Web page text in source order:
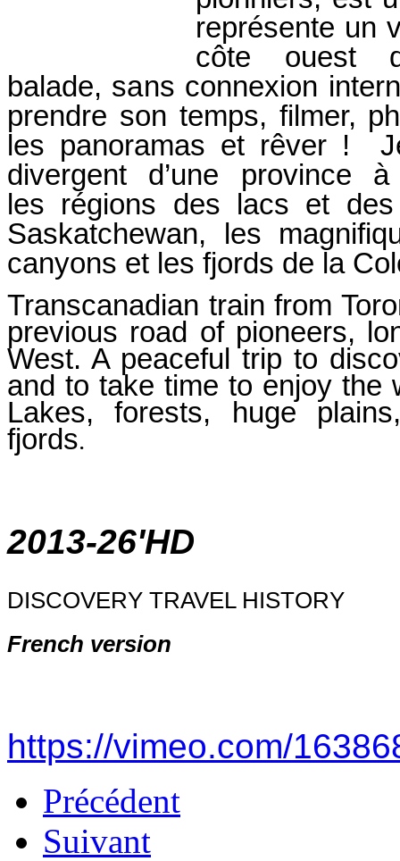
représente un
côte ouest
balade, sans connexion
prendre son temps, filmer,
les panoramas et rêver !
divergent d’une province
les régions des lacs et
Saskatchewan, les
canyons et les fjords de la
Transcanadian train from
previous road of pioneers,
West. A peaceful trip to
and to take time to enjoy the
Lakes, forests, huge
fjords.
2013-26'HD
DISCOVERY TRAVEL HISTORY
French version
https://vimeo.com/
Précédent
Suivant